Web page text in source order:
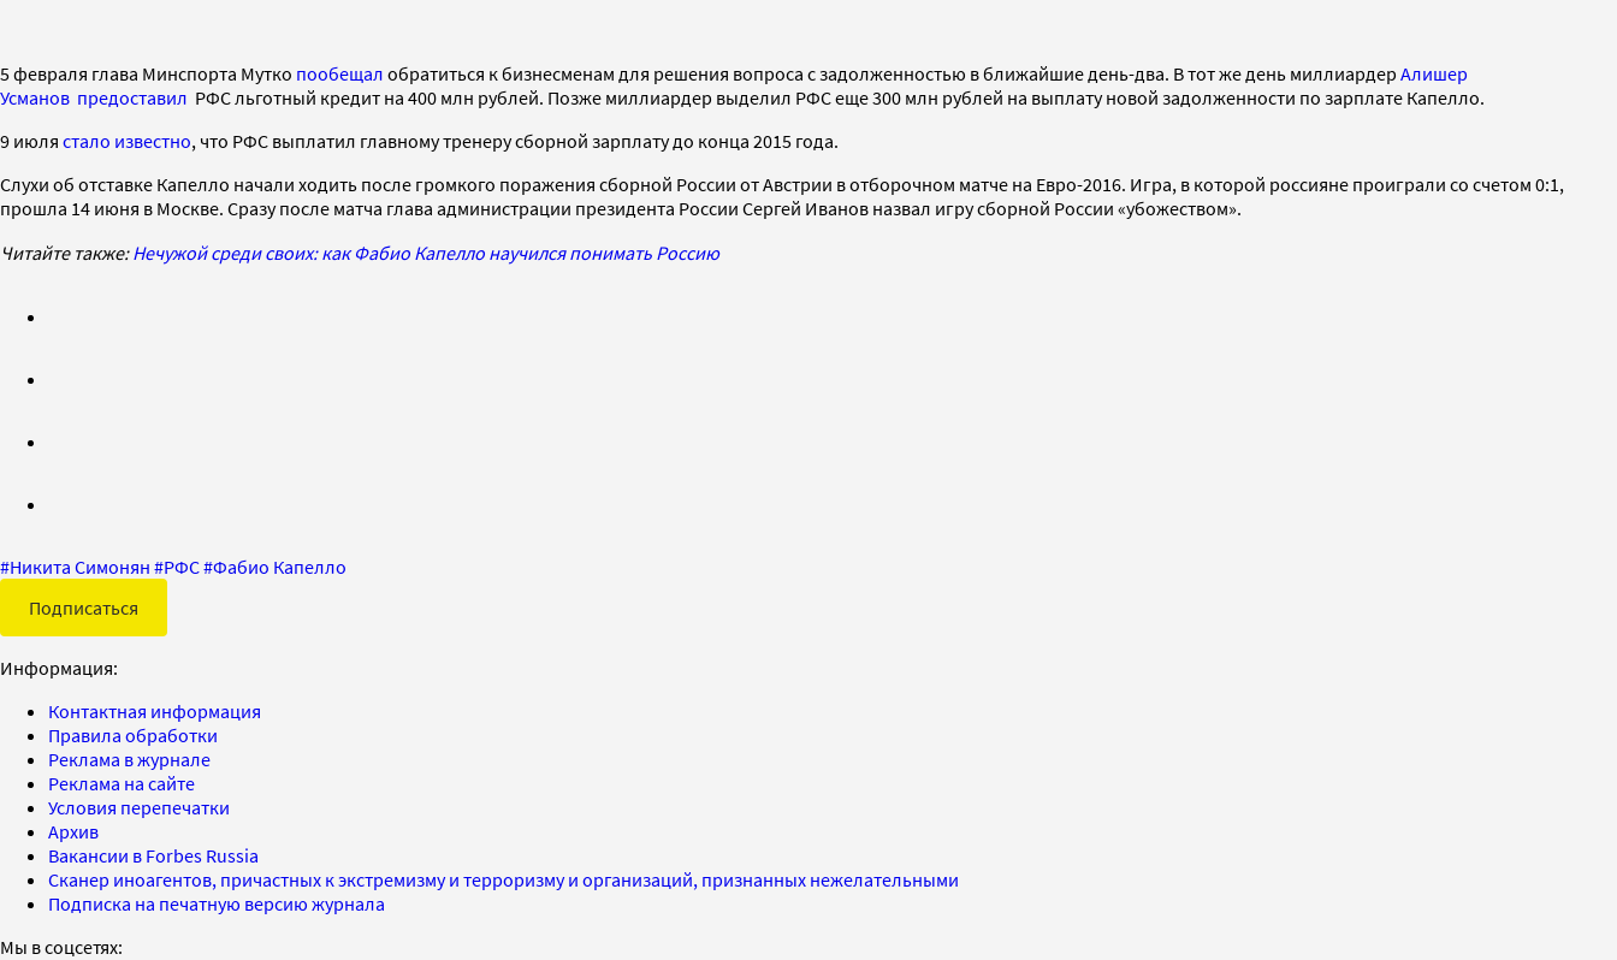
5 февраля глава Минспорта Мутко пообещал обратиться к бизнесменам для решения вопроса с задолженностью в ближайшие день-два. В тот же день миллиардер Алишер
Усманов предоставил РФС льготный кредит на 400 млн рублей. Позже миллиардер выделил РФС еще 300 млн рублей на выплату новой задолженности по зарплате Капелло.
9 июля стало известно, что РФС выплатил главному тренеру сборной зарплату до конца 2015 года.
Слухи об отставке Капелло начали ходить после громкого поражения сборной России от Австрии в отборочном матче на Евро-2016. Игра, в которой россияне проиграли со счетом 0:1,
прошла 14 июня в Москве. Сразу после матча глава администрации президента России Сергей Иванов назвал игру сборной России «убожеством».
Читайте также:Нечужой среди своих: как Фабио Капелло научился понимать Россию
#Никита Симонян #РФС#Фабио Капелло
Подписаться
Информация:
Контактная информация
Правила обработки
Реклама в журнале
Реклама на сайте
Условия перепечатки
Архив
Вакансии в Forbes Russia
Сканер иноагентов, причастных к экстремизму и терроризму и организаций, признанных нежелательными
Подписка на печатную версию журнала
Мы в соцсетях: